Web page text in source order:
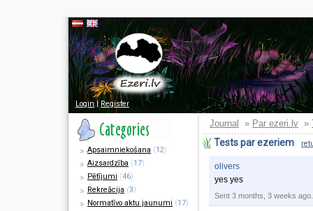
Login|Register
Apsaimniekošana (12)
Aizsardzība (17)
Pētījumi (46)
Rekreācija (3)
Normatīvo aktu jaunumi (17)
Journal » Par ezeri.lv »
Tests par ezeriem
olivers
yes yes
Sent 3 months, 3 weeks ago.